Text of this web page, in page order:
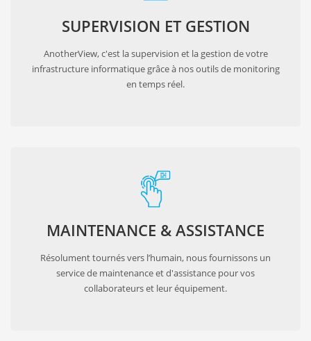
SUPERVISION ET GESTION
AnotherView, c'est la supervision et la gestion de votre
infrastructure informatique grâce à nos outils de monitoring
en temps réel.
MAINTENANCE & ASSISTANCE
Résolument tournés vers l’humain, nous fournissons un
service de maintenance et d'assistance pour vos
collaborateurs et leur équipement.